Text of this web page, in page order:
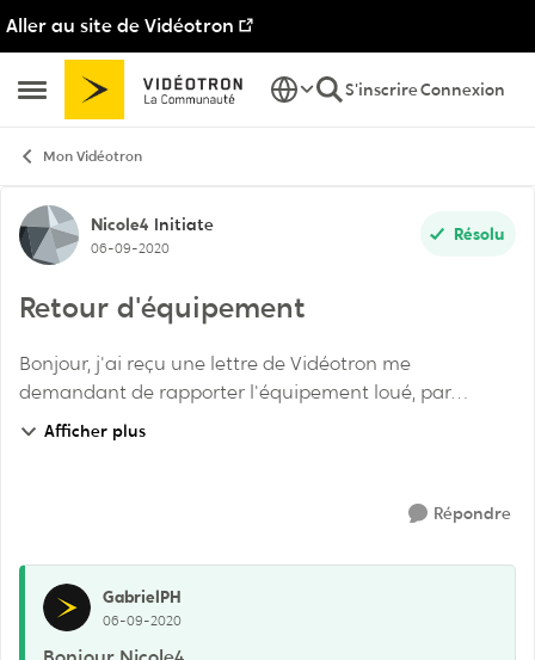
Aller au site de Vidéotron
Ouvrir Menu Latéral
Passer au contenu
S'inscrireConnexion
Mon Vidéotron
Discussion de forum
Nicole4 Initiate
06-09-2020
Résolu
Retour d'équipement
Bonjour, j'ai reçu une lettre de Vidéotron me
demandant de rapporter l'équipement loué, par
contre, lorsque je suis déménagée en juin à mon
Afficher plus
Répondre
GabrielPH
06-09-2020